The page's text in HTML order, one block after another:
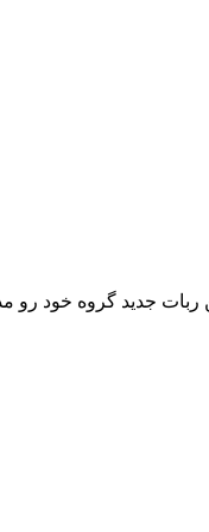
ربات جدید گروه خود رو